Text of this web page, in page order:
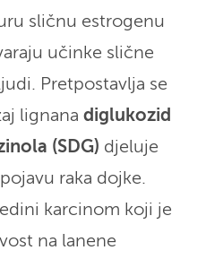
sličnu estrogenu
učinke slične
Pretpostavlja se
lignana diglukozid
(SDG) djeluje
raka dojke.
karcinom koji je
na lanene